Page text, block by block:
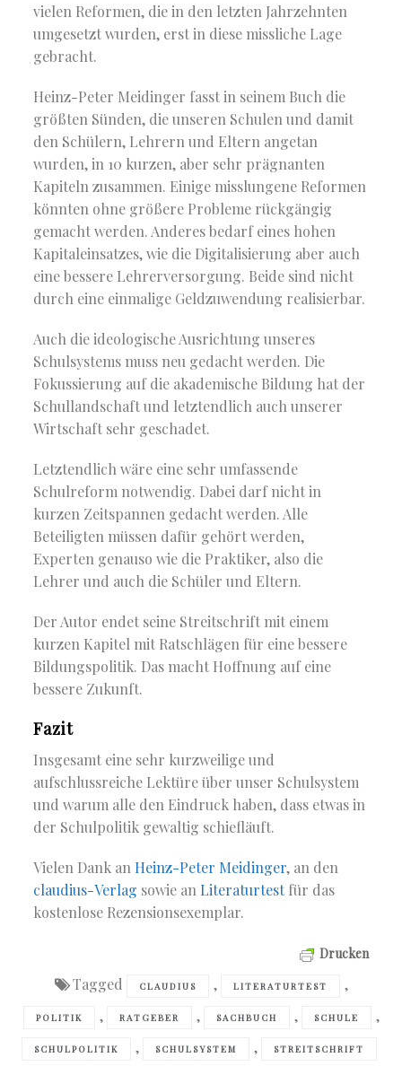
vielen Reformen, die in den letzten Jahrzehnten
umgesetzt wurden, erst in diese missliche Lage
gebracht.
Heinz-Peter Meidinger fasst in seinem Buch die
größten Sünden, die unseren Schulen und damit
den Schülern, Lehrern und Eltern angetan
wurden, in 10 kurzen, aber sehr prägnanten
Kapiteln zusammen. Einige misslungene Reformen
könnten ohne größere Probleme rückgängig
gemacht werden. Anderes bedarf eines hohen
Kapitaleinsatzes, wie die Digitalisierung aber auch
eine bessere Lehrerversorgung. Beide sind nicht
durch eine einmalige Geldzuwendung realisierbar.
Auch die ideologische Ausrichtung unseres
Schulsystems muss neu gedacht werden. Die
Fokussierung auf die akademische Bildung hat der
Schullandschaft und letztendlich auch unserer
Wirtschaft sehr geschadet.
Letztendlich wäre eine sehr umfassende
Schulreform notwendig. Dabei darf nicht in
kurzen Zeitspannen gedacht werden. Alle
Beteiligten müssen dafür gehört werden,
Experten genauso wie die Praktiker, also die
Lehrer und auch die Schüler und Eltern.
Der Autor endet seine Streitschrift mit einem
kurzen Kapitel mit Ratschlägen für eine bessere
Bildungspolitik. Das macht Hoffnung auf eine
bessere Zukunft.
Fazit
Insgesamt eine sehr kurzweilige und
aufschlussreiche Lektüre über unser Schulsystem
und warum alle den Eindruck haben, dass etwas in
der Schulpolitik gewaltig schiefläuft.
Vielen Dank an Heinz-Peter Meidinger, an den
claudius-Verlag sowie an Literaturtestfür das
kostenlose Rezensionsexemplar.
Drucken
Tagged CLAUDIUS , LITERATURTEST ,
POLITIK , RATGEBER , SACHBUCH , SCHULE ,
SCHULPOLITIK , SCHULSYSTEM , STREITSCHRIFT